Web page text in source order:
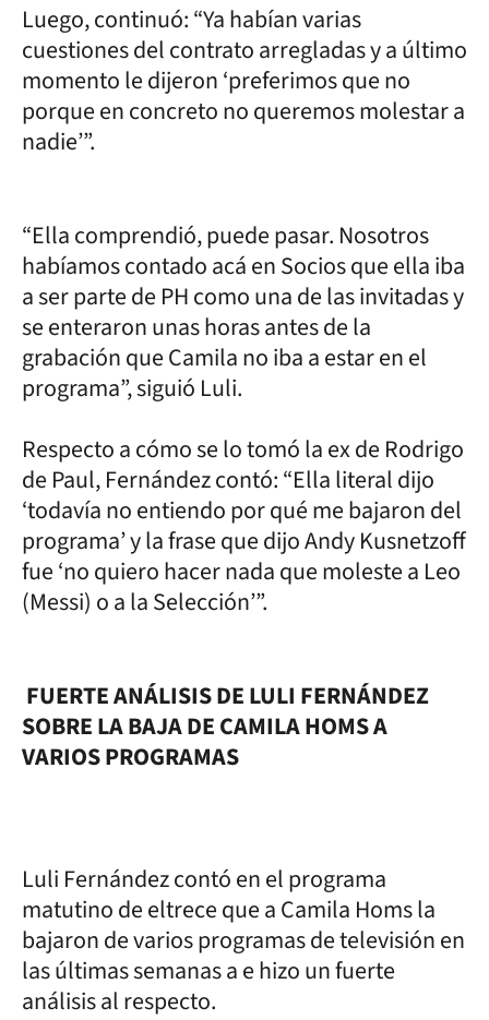
Luego, continuó: “Ya habían varias
cuestiones del contrato arregladas y a último
momento le dijeron ‘preferimos que no
porque en concreto no queremos molestar a
nadie’”.
“Ella comprendió, puede pasar. Nosotros
habíamos contado acá en Socios que ella iba
a ser parte de PH como una de las invitadas y
se enteraron unas horas antes de la
grabación que Camila no iba a estar en el
programa”, siguió Luli.
Respecto a cómo se lo tomó la ex de Rodrigo
de Paul, Fernández contó: “Ella literal dijo
‘todavía no entiendo por qué me bajaron del
programa’ y la frase que dijo Andy Kusnetzoff
fue ‘no quiero hacer nada que moleste a Leo
(Messi) o a la Selección’”.
FUERTE ANÁLISIS DE LULI FERNÁNDEZ
SOBRE LA BAJA DE CAMILA HOMS A
VARIOS PROGRAMAS
Luli Fernández contó en el programa
matutino de eltrece que a Camila Homs la
bajaron de varios programas de televisión en
las últimas semanas a e hizo un fuerte
análisis al respecto.